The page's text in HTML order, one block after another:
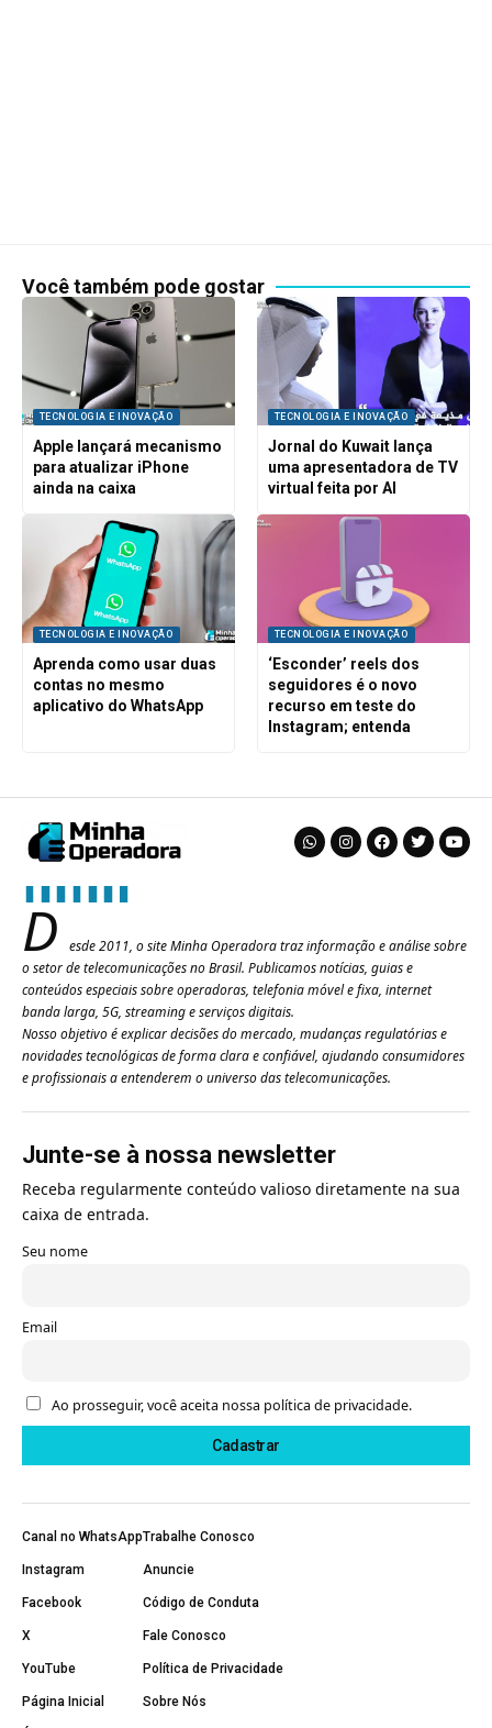
Você também pode gostar
TECNOLOGIA E INOVAÇÃO
Apple lançará mecanismo
para atualizar iPhone
ainda na caixa
TECNOLOGIA E INOVAÇÃO
Jornal do Kuwait lança
uma apresentadora de TV
virtual feita por AI
TECNOLOGIA E INOVAÇÃO
Aprenda como usar duas
contas no mesmo
aplicativo do WhatsApp
TECNOLOGIA E INOVAÇÃO
‘Esconder’ reels dos
seguidores é o novo
recurso em teste do
Instagram; entenda
D
esde 2011, o site Minha Operadora traz informação e análise sobre
o setor de telecomunicações no Brasil. Publicamos notícias, guias e
conteúdos especiais sobre operadoras, telefonia móvel e fixa, internet
banda larga, 5G, streaming e serviços digitais.
Nosso objetivo é explicar decisões do mercado, mudanças regulatórias e
novidades tecnológicas de forma clara e confiável, ajudando consumidores
e profissionais a entenderem o universo das telecomunicações.
Junte-se à nossa newsletter
Receba regularmente conteúdo valioso diretamente na sua
caixa de entrada.
Seu nome
Email
Ao prosseguir, você aceita nossa política de privacidade.
Canal no WhatsApp
Instagram
Facebook
X
YouTube
Página Inicial
Trabalhe Conosco
Anuncie
Código de Conduta
Fale Conosco
Política de Privacidade
Sobre Nós